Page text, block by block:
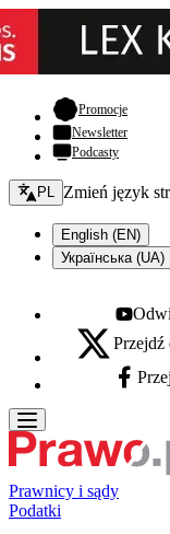
Promocje-
Newsletter
Podcasty
Zmień język - bieżący:
PL Zmień język
English (EN)
Українська (UA)
Youtube -
X - otwiera się w
Facebook
Prawnicy i sądy
Podatki